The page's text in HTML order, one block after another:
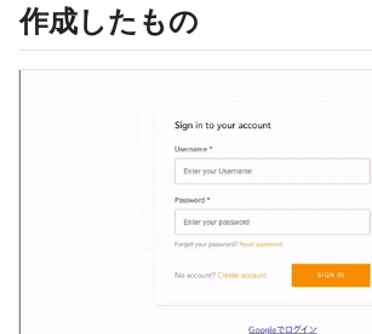
作成したもの